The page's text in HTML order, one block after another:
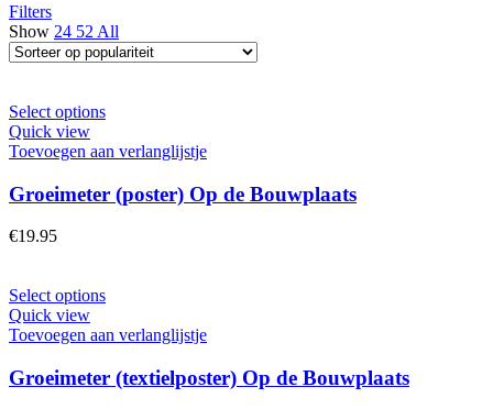
Filters
Show 24 52 All
Select options
Quick view
Toevoegen aan verlanglijstje
Groeimeter (poster) Op de Bouwplaats
€19.95
Select options
Quick view
Toevoegen aan verlanglijstje
Groeimeter (textielposter) Op de Bouwplaats